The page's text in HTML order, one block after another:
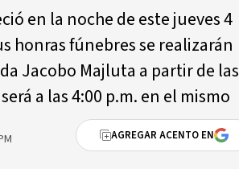
en la noche de este jueves 4
honras fúnebres se realizarán
Jacobo Majluta a partir de las
a las 4:00 p.m. en el mismo
AGREGAR ACENTO EN